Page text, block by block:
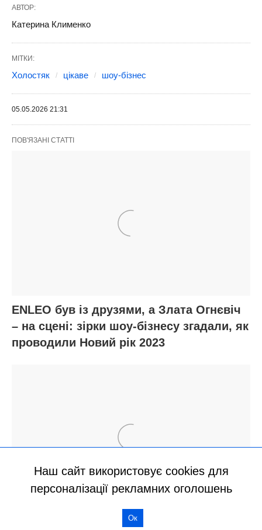
Наш сайт використовує cookies для
персоналізації рекламних оголошень
Ок